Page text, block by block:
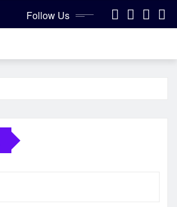
Follow Us